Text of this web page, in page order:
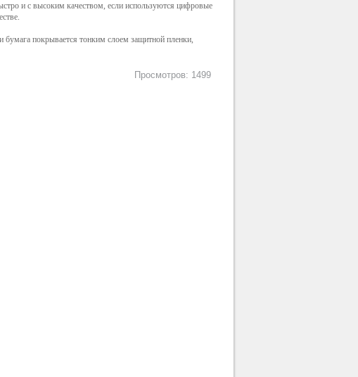
и с высоким качеством, если используются цифровые
покрывается тонким слоем защитной пленки,
Просмотров: 1499